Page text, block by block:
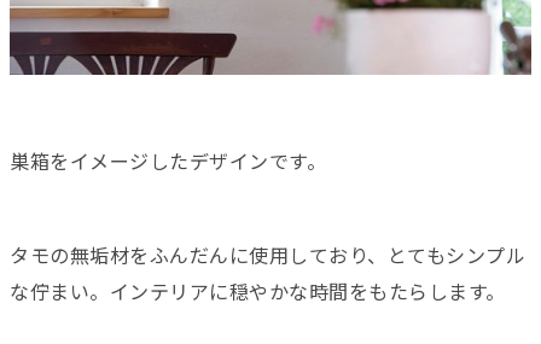
巣箱をイメージしたデザインです。
タモの無垢材をふんだんに使用しており、とてもシンプル
な佇まい。インテリアに穏やかな時間をもたらします。